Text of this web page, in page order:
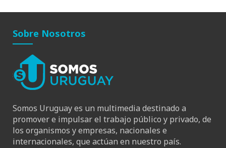
Sobre Nosotros
Somos Uruguay es un multimedia destinado a
promover e impulsar el trabajo público y privado, de
los organismos y empresas, nacionales e
internacionales, que actúan en nuestro país.